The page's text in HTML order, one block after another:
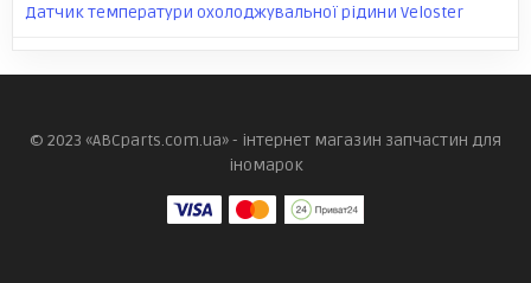
Датчик температури охолоджувальної рідини Veloster
© 2023 «ABCparts.com.ua» - інтернет магазин запчастин для
іномарок